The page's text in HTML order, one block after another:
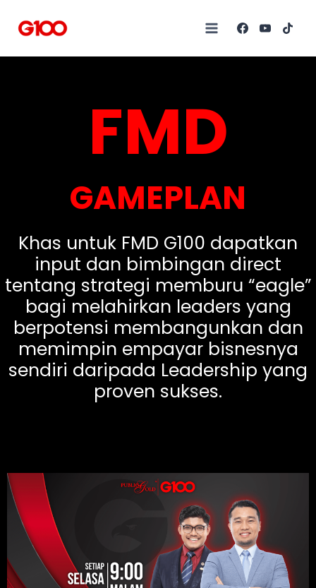
FMD
GAMEPLAN
Khas untuk FMD G100 dapatkan
input dan bimbingan direct
tentang strategi memburu “eagle”
bagi melahirkan leaders yang
berpotensi membangunkan dan
memimpin empayar bisnesnya
sendiri daripada Leadership yang
proven sukses.